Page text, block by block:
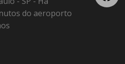
do aeroporto